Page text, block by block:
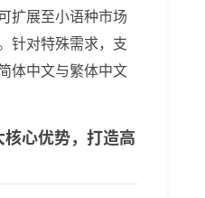
扩展至小语种市场
针对特殊需求，支
体中文与繁体中文
核心优势，打造高